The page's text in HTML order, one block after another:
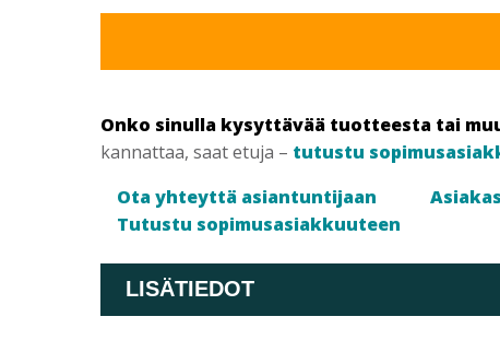
KPL/RASIA
Onko sinulla kysyttävää tuotteesta tai
kannattaa, saat etuja – tutustu
Ota yhteyttä asiantuntijaan
Tutustu sopimusasiakkuuteen
LISÄTIEDOT